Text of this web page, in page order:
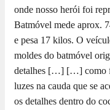
onde nosso herói foi
Batmóvel mede aprox.
e pesa 17 kilos. O
moldes do batmóvel
detalhes […] […] como
luzes na cauda que se
os detalhes dentro do